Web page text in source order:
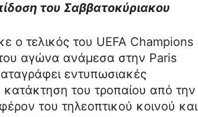
του Σαββατοκύριακου
ο τελικός του UEFA Champions
αγώνα ανάμεσα στην Paris
εντυπωσιακές
του τροπαίου από την
του τηλεοπτικού κοινού και